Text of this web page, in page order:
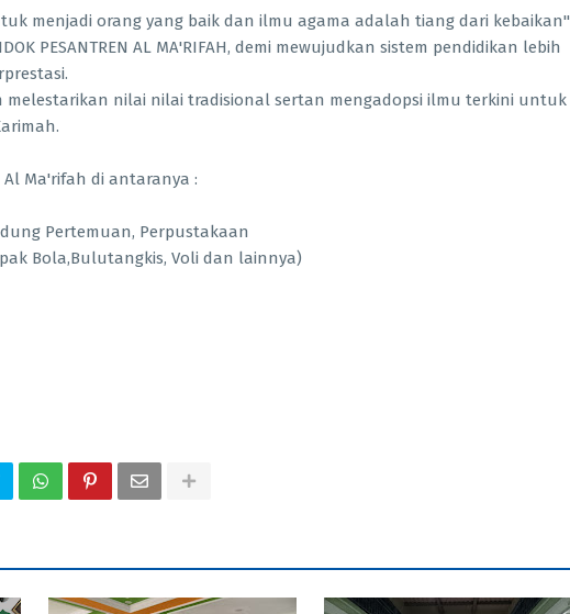
menjadi orang yang baik dan ilmu agama adalah tiang dari kebaikan"
PESANTREN AL MA'RIFAH, demi mewujudkan sistem pendidikan lebih
melestarikan nilai nilai tradisional sertan mengadopsi ilmu terkini untuk
Ma'rifah di antaranya :
Pertemuan, Perpustakaan
Bola,Bulutangkis, Voli dan lainnya)